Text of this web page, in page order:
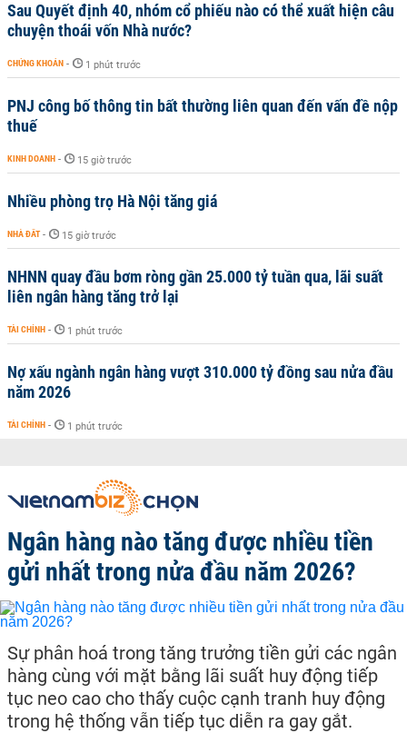
Sau Quyết định 40, nhóm cổ phiếu nào có thể xuất hiện câu
chuyện thoái vốn Nhà nước?
CHỨNG KHOÁN - 1 phút trước
PNJ công bố thông tin bất thường liên quan đến vấn đề nộp
thuế
KINH DOANH - 15 giờ trước
Nhiều phòng trọ Hà Nội tăng giá
NHÀ ĐẤT - 15 giờ trước
NHNN quay đầu bơm ròng gần 25.000 tỷ tuần qua, lãi suất
liên ngân hàng tăng trở lại
TÀI CHÍNH - 1 phút trước
Nợ xấu ngành ngân hàng vượt 310.000 tỷ đồng sau nửa đầu
năm 2026
TÀI CHÍNH - 1 phút trước
Ngân hàng nào tăng được nhiều tiền
gửi nhất trong nửa đầu năm 2026?
Sự phân hoá trong tăng trưởng tiền gửi các ngân
hàng cùng với mặt bằng lãi suất huy động tiếp
tục neo cao cho thấy cuộc cạnh tranh huy động
trong hệ thống vẫn tiếp tục diễn ra gay gắt.